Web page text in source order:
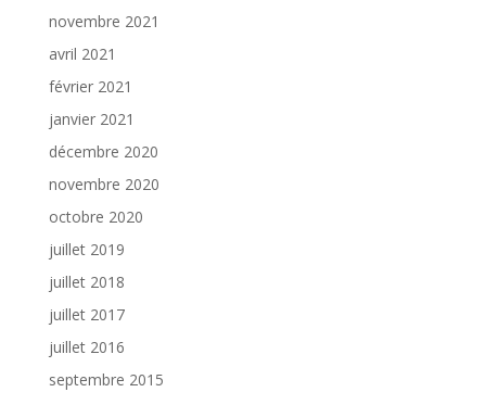
novembre 2021
avril 2021
février 2021
janvier 2021
décembre 2020
novembre 2020
octobre 2020
juillet 2019
juillet 2018
juillet 2017
juillet 2016
septembre 2015